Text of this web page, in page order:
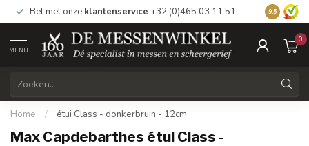
Bel met onze klantenservice +32 (0)465 03 11 51 Bezoek
9.5
MENU
0
Home / étui Class - donkerbruin - 12cm
Max Capdebarthes étui Class -